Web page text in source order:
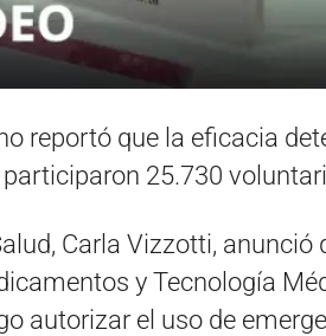
reportó que la eficacia
25.730
Carla Vizzotti,
y Tecnología
autorizar el uso de